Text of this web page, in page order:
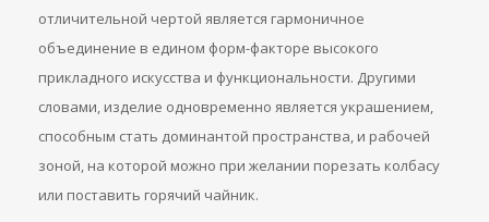
отличительной чертой является гармоничное
объединение в едином форм-факторе высокого
прикладного искусства и функциональности. Другими
словами, изделие одновременно является украшением,
способным стать доминантой пространства, и рабочей
зоной, на которой можно при желании порезать колбасу
или поставить горячий чайник.